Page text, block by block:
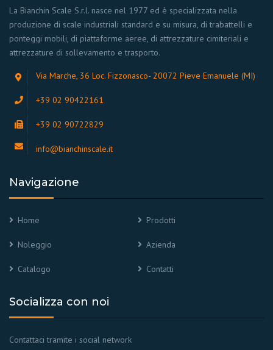
La Bianchin Scale S.r.l. nasce nel 1977 ed è specializzata nella
produzione di scale industriali standard e su misura, di trabattelli e
ponteggi mobili, di piattaforme aeree, di attrezzature cimiteriali e
attrezzature di sollevamento e trasporto.
Via Marche, 36 Loc. Fizzonasco- 20072 Pieve Emanuele (MI)
+39 02 90422161
+39 02 90722829
info@bianchinscale.it
Navigazione
Home Prodotti
Noleggio Azienda
Catalogo Contatti
Socializza con noi
Contattaci tramite i social network